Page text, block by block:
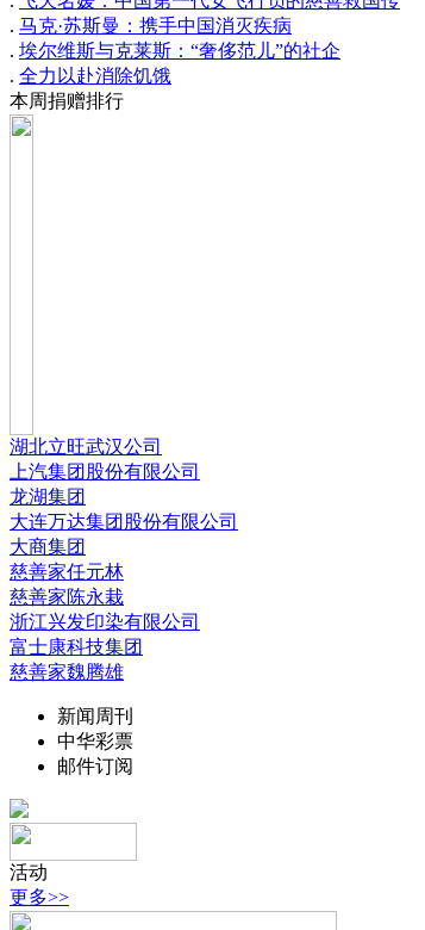
. 马克·苏斯曼：携手中国消灭疾病
. 埃尔维斯与克莱斯：“奢侈范儿”的社企
. 全力以赴消除饥饿
本周捐赠排行
湖北立旺武汉公司
上汽集团股份有限公司
龙湖集团
大连万达集团股份有限公司
大商集团
慈善家任元林
慈善家陈永栽
浙江兴发印染有限公司
富士康科技集团
慈善家魏腾雄
新闻周刊
中华彩票
邮件订阅
活动
更多>>